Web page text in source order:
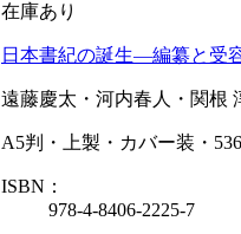
在庫あり
日本書紀の誕生—編纂と受
遠藤慶太・河内春人・関根
A5判・上製・カバー装・
ISBN：
978-4-8406-2225-7